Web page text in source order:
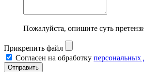
Пожалуйста, опишите суть
Прикрепить файл
Согласен на обработку персональных